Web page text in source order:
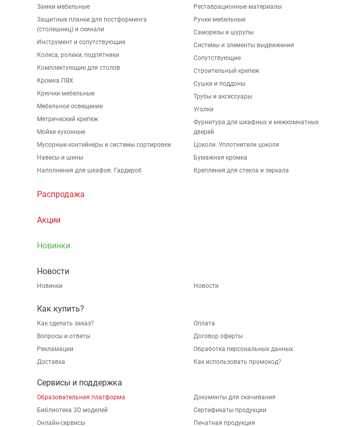
Замки мебельные
Защитные планки для постформинга
(столешниц) и скинали
Инструмент и сопутствующие
Колеса, ролики, подпятники
Комплектующие для столов
Кромка ПВХ
Крючки мебельные
Мебельное освещение
Метрический крепеж
Мойки кухонные
Мусорные контейнеры и системы сортировки
Навесы и шины
Наполнения для шкафов. Гардероб
Реставрационные материалы
Ручки мебельные
Саморезы и шурупы
Системы и элементы выдвижения
Сопутствующие
Строительный крепеж
Сушки и поддоны
Трубы и аксессуары
Уголки
Фурнитура для шкафных и межкомнатных
дверей
Цоколи. Уплотнители цоколя
Бумажная кромка
Крепления для стекла и зеркала
Распродажа
Акции
Новинки
Новости
Новинки Новости
Как купить?
Как сделать заказ?
Вопросы и ответы
Рекламации
Доставка
Оплата
Договор оферты
Обработка персональных данных
Как использовать промокод?
Сервисы и поддержка
Образовательная платформа
Библиотека 3D моделей
Онлайн-сервисы
Документы для скачивания
Сертификаты продукции
Печатная продукция